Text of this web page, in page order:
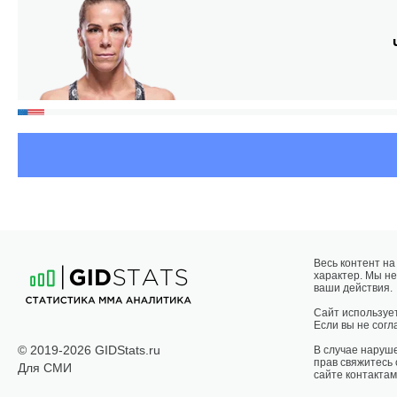
© 2019-2026 GIDStats.ru
Для СМИ
Весь контент
характер. Мы
ваши действия.
Сайт
Если вы не
В случае
прав
сайте